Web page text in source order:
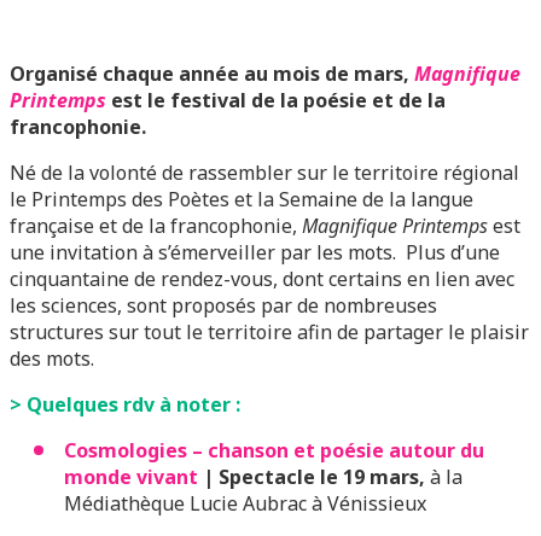
Organisé chaque année au mois de mars, Magnifique
Printemps est le festival de la poésie et de la
francophonie.
Né de la volonté de rassembler sur le territoire régional
le Printemps des Poètes et la Semaine de la langue
française et de la francophonie, Magnifique Printempsest
une invitation à s’émerveiller par les mots. Plus d’une
cinquantaine de rendez-vous, dont certains en lien avec
les sciences, sont proposés par de nombreuses
structures sur tout le territoire afin de partager le plaisir
des mots.
> Quelques rdv à noter :
Cosmologies – chanson et poésie autour du
monde vivant | Spectacle le 19 mars, à la
Médiathèque Lucie Aubrac à Vénissieux